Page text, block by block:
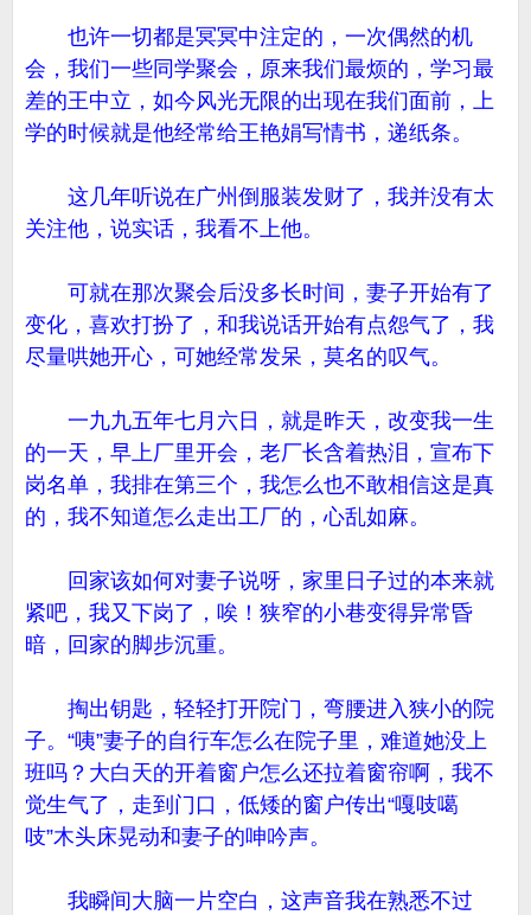
也许一切都是冥冥中注定的，一次偶然的机
会，我们一些同学聚会，原来我们最烦的，学习最
差的王中立，如今风光无限的出现在我们面前，上
学的时候就是他经常给王艳娟写情书，递纸条。
这几年听说在广州倒服装发财了，我并没有太
关注他，说实话，我看不上他。
可就在那次聚会后没多长时间，妻子开始有了
变化，喜欢打扮了，和我说话开始有点怨气了，我
尽量哄她开心，可她经常发呆，莫名的叹气。
一九九五年七月六日，就是昨天，改变我一生
的一天，早上厂里开会，老厂长含着热泪，宣布下
岗名单，我排在第三个，我怎么也不敢相信这是真
的，我不知道怎么走出工厂的，心乱如麻。
回家该如何对妻子说呀，家里日子过的本来就
紧吧，我又下岗了，唉！狭窄的小巷变得异常昏
暗，回家的脚步沉重。
掏出钥匙，轻轻打开院门，弯腰进入狭小的院
子。“咦”妻子的自行车怎么在院子里，难道她没上
班吗？大白天的开着窗户怎么还拉着窗帘啊，我不
觉生气了，走到门口，低矮的窗户传出“嘎吱噶
吱”木头床晃动和妻子的呻吟声。
我瞬间大脑一片空白，这声音我在熟悉不过